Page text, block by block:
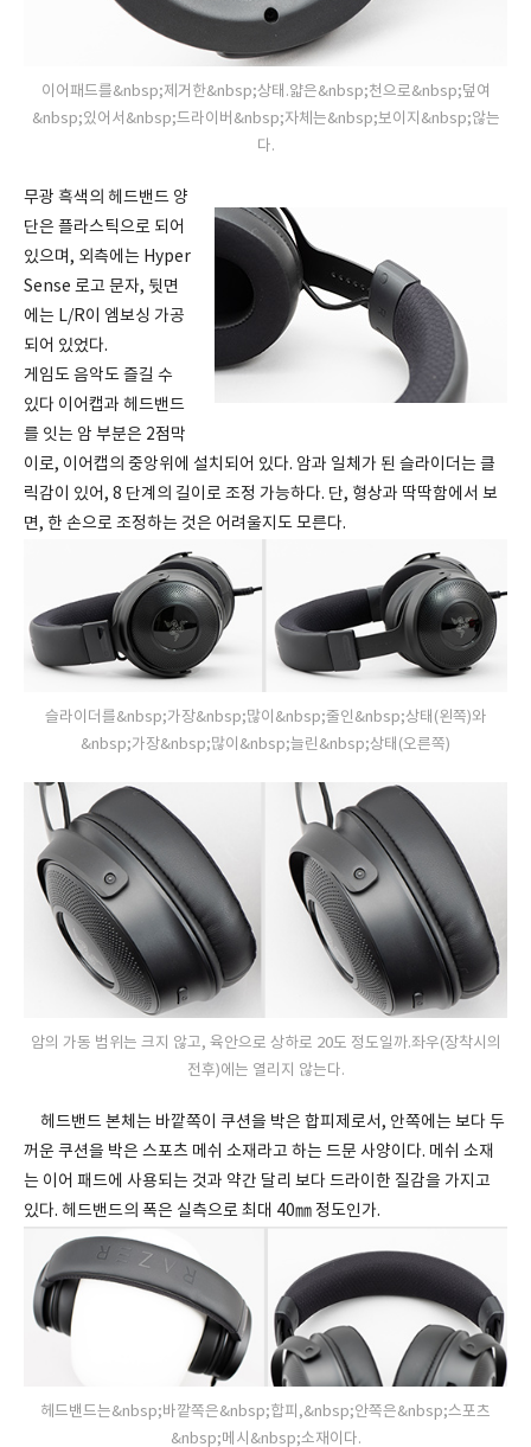
이어패드를&nbsp;제거한&nbsp;상태.얇은&nbsp;천으로&nbsp;덮여
&nbsp;있어서&nbsp;드라이버&nbsp;자체는&nbsp;보이지&nbsp;않는
다.
무광 흑색의 헤드밴드 양
단은 플라스틱으로 되어
있으며, 외측에는 Hyper
Sense 로고 문자, 뒷면
에는 L/R이 엠보싱 가공
되어 있었다.
게임도 음악도 즐길 수
있다 이어캡과 헤드밴드
를 잇는 암 부분은 2점막
이로, 이어캡의 중앙위에 설치되어 있다. 암과 일체가 된 슬라이더는 클
릭감이 있어, 8 단계의 길이로 조정 가능하다. 단, 형상과 딱딱함에서 보
면, 한 손으로 조정하는 것은 어려울지도 모른다.
슬라이더를&nbsp;가장&nbsp;많이&nbsp;줄인&nbsp;상태(왼쪽)와
&nbsp;가장&nbsp;많이&nbsp;늘린&nbsp;상태(오른쪽)
암의 가동 범위는 크지 않고, 육안으로 상하로 20도 정도일까.좌우(장착시의
전후)에는 열리지 않는다.
헤드밴드 본체는 바깥쪽이 쿠션을 박은 합피제로서, 안쪽에는 보다 두
꺼운 쿠션을 박은 스포츠 메쉬 소재라고 하는 드문 사양이다. 메쉬 소재
는 이어 패드에 사용되는 것과 약간 달리 보다 드라이한 질감을 가지고
있다. 헤드밴드의 폭은 실측으로 최대 40㎜ 정도인가.
헤드밴드는&nbsp;바깥쪽은&nbsp;합피,&nbsp;안쪽은&nbsp;스포츠
&nbsp;메시&nbsp;소재이다.